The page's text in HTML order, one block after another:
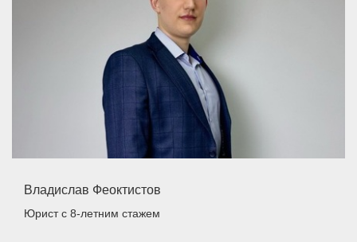
Владислав Феоктистов
Юристс 8-летним стажем